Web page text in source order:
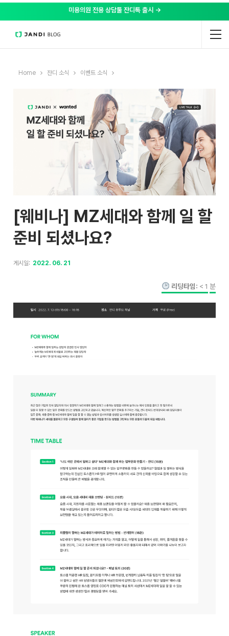
미용의원 전용 상담툴 잔디톡 출시 →
Home 잔디 소식 이벤트 소식
[웨비나] MZ세대와 함께 일 할
준비 되셨나요?
게시일: 2022. 06. 21
리딩타임: < 1 분